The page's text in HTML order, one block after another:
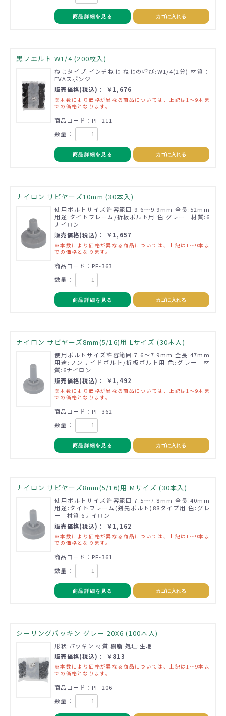
商品詳細を見る カゴに入れる
黒フエルト W1/4 (200枚入)
ねじタイプ:インチねじ ねじの呼び:W1/4(2分) 材質：
EVAスポンジ
販売価格(税込)： ￥1,676
※本数により価格が異なる商品については、上記は1～9本ま
での価格となります。
商品コード：PF-211
数量：
商品詳細を見る カゴに入れる
ナイロン サビヤーズ10mm (30本入)
使用ボルトサイズ許容範囲:9.6～9.9mm 全長:52mm
用途:タイトフレーム/折板ボルト用 色:グレー 材質:6
ナイロン
販売価格(税込)： ￥1,657
※本数により価格が異なる商品については、上記は1～9本ま
での価格となります。
商品コード：PF-363
数量：
商品詳細を見る カゴに入れる
ナイロン サビヤーズ8mm(5/16)用 Lサイズ (30本入)
使用ボルトサイズ許容範囲:7.6～7.9mm 全長:47mm
用途:ワンサイドボルト/折板ボルト用 色:グレー 材
質:6ナイロン
販売価格(税込)： ￥1,492
※本数により価格が異なる商品については、上記は1～9本ま
での価格となります。
商品コード：PF-362
数量：
商品詳細を見る カゴに入れる
ナイロン サビヤーズ8mm(5/16)用 Mサイズ (30本入)
使用ボルトサイズ許容範囲:7.5～7.8mm 全長:40mm
用途:タイトフレーム(剣先ボルト)88タイプ用 色:グレ
ー 材質:6ナイロン
販売価格(税込)： ￥1,162
※本数により価格が異なる商品については、上記は1～9本ま
での価格となります。
商品コード：PF-361
数量：
商品詳細を見る カゴに入れる
シーリングパッキン グレー 20X6 (100本入)
形状:パッキン 材質:樹脂 処理:生地
販売価格(税込)： ￥813
※本数により価格が異なる商品については、上記は1～9本ま
での価格となります。
商品コード：PF-206
数量：